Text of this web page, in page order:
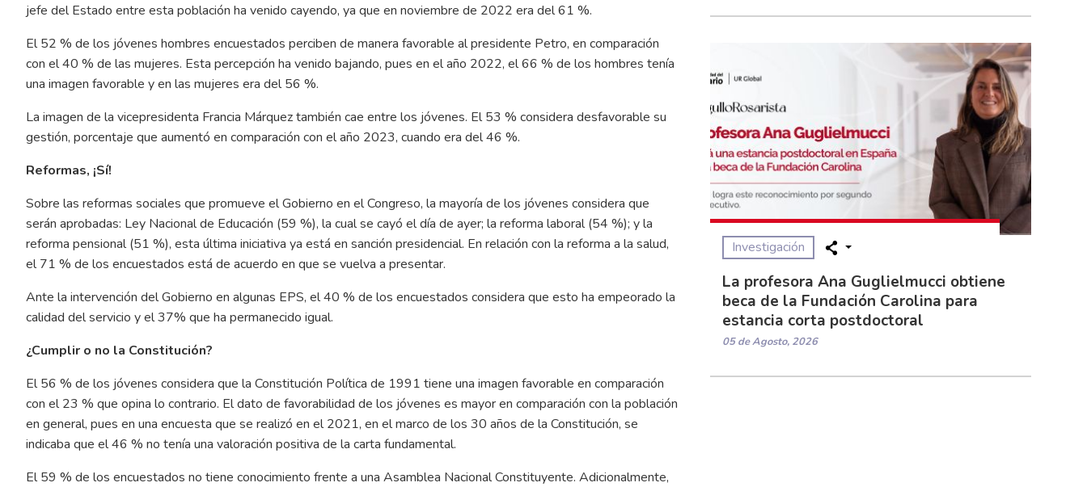
jefe del Estado entre esta población ha venido cayendo, ya que en noviembre de 2022 era del 61 %.
El 52 % de los jóvenes hombres encuestados perciben de manera favorable al presidente Petro, en comparación
con el 40 % de las mujeres. Esta percepción ha venido bajando, pues en el año 2022, el 66 % de los hombres tenía
una imagen favorable y en las mujeres era del 56 %.
La imagen de la vicepresidenta Francia Márquez también cae entre los jóvenes. El 53 % considera desfavorable su
gestión, porcentaje que aumentó en comparación con el año 2023, cuando era del 46 %.
Reformas, ¡Sí!
Sobre las reformas sociales que promueve el Gobierno en el Congreso, la mayoría de los jóvenes considera que
serán aprobadas: Ley Nacional de Educación (59 %), la cual se cayó el día de ayer; la reforma laboral (54 %); y la
reforma pensional (51 %), esta última iniciativa ya está en sanción presidencial. En relación con la reforma a la salud,
el 71 % de los encuestados está de acuerdo en que se vuelva a presentar.
Ante la intervención del Gobierno en algunas EPS, el 40 % de los encuestados considera que esto ha empeorado la
calidad del servicio y el 37% que ha permanecido igual.
¿Cumplir o no la Constitución?
El 56 % de los jóvenes considera que la Constitución Política de 1991 tiene una imagen favorable en comparación
con el 23 % que opina lo contrario. El dato de favorabilidad de los jóvenes es mayor en comparación con la población
en general, pues en una encuesta que se realizó en el 2021, en el marco de los 30 años de la Constitución, se
indicaba que el 46 % no tenía una valoración positiva de la carta fundamental.
El 59 % de los encuestados no tiene conocimiento frente a una Asamblea Nacional Constituyente. Adicionalmente,
Investigación
La profesora Ana Guglielmucci obtiene
beca de la Fundación Carolina para
estancia corta postdoctoral
05 de Agosto, 2026